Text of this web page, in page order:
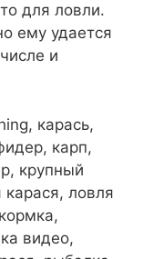
для ловли.
ему удается
и
карась,
карп,
крупный
ловля
видео,